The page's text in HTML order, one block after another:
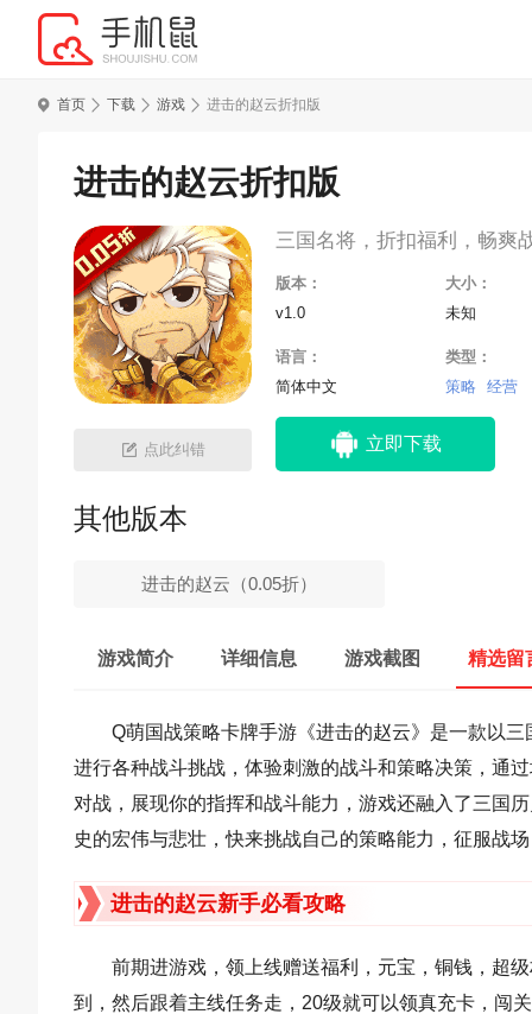
首页 下载 游戏 进击的赵云折扣版
进击的赵云折扣版
点此纠错
三国名将，折扣福利，畅爽
版本：
v1.0
大小：
未知
语言：
简体中文
类型：
策略
经营
立即下载
其他版本
进击的赵云（0.05折）
游戏简介 详细信息 游戏截图 精选留
Q萌国战策略卡牌手游《进击的赵云》是一款以
进行各种战斗挑战，体验刺激的战斗和策略决策，通
对战，展现你的指挥和战斗能力，游戏还融入了三国
史的宏伟与悲壮，快来挑战自己的策略能力，征服战
进击的赵云新手必看攻略
前期进游戏，领上线赠送福利，元宝，铜钱，超
到，然后跟着主线任务走，20级就可以领真充卡，闯